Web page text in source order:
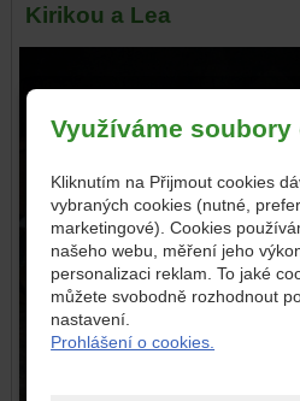
Kirikou a Lea
Využíváme soubory
Kliknutím na Přijmout cookies
vybraných cookies (nutné,
marketingové). Cookies
našeho webu, měření jeho
personalizaci reklam. To jaké
můžete svobodně rozhodnout
nastavení.
Prohlášení o cookies.